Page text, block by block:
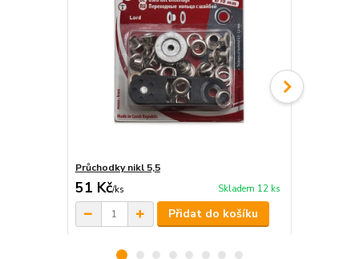
Průchodky nikl 5,5
51 Kč/ks Skladem 12 ks
Přidat do košíku